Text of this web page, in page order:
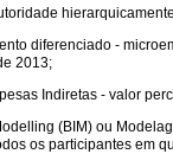
diferenciado -
2013;
Indiretas - valor
(BIM) ou
os participantes em